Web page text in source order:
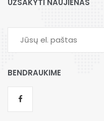
UŽSAKYTI NAUJIENAS
BENDRAUKIME